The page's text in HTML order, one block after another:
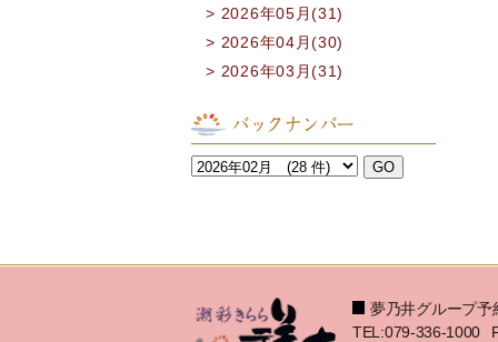
2026年05月(31)
2026年04月(30)
2026年03月(31)
バックナンバー
夢乃井グループ予
TEL:079-336-1000